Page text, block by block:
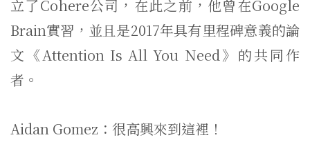
立了Cohere公司，在此之前，他曾在Google
Brain實習，並且是2017年具有里程碑意義的論
文《Attention Is All You Need》的共同作
者。
Aidan Gomez：很高興來到這裡！